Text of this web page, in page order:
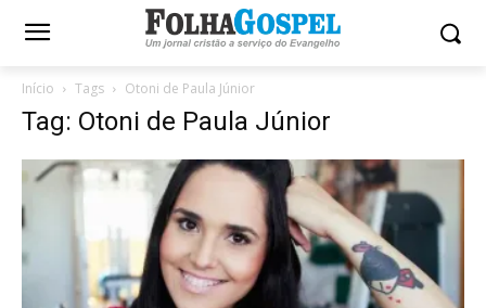
Início Tags Otoni de Paula Júnior
Tag: Otoni de Paula Júnior